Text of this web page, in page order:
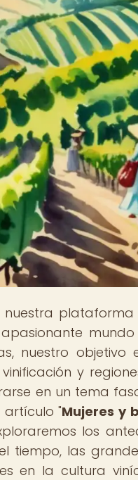
nuestra
nuestro objetivo
y
en un tema
artículo "Mujeres y
los
tiempo, las
en la cultura